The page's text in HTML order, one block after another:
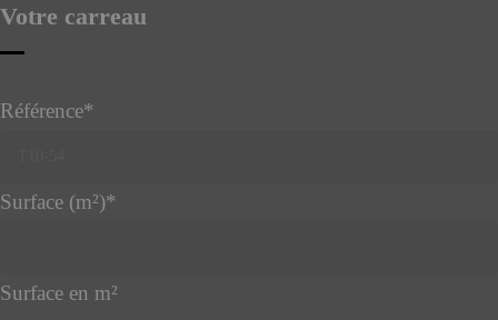
Votre carreau
Référence*
Surface (m²)*
Surface en m²